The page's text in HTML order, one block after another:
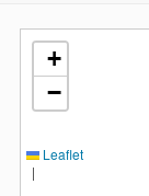
+
−
Leaflet
|